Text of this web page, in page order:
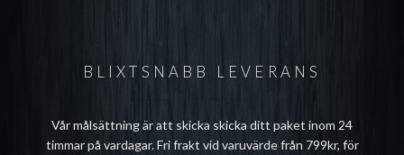
BLIXTSNABB LEVERANS
Vår målsättning är att skicka skicka ditt paket inom 24
timmar på vardagar. Fri frakt vid varuvärde från 799kr, för